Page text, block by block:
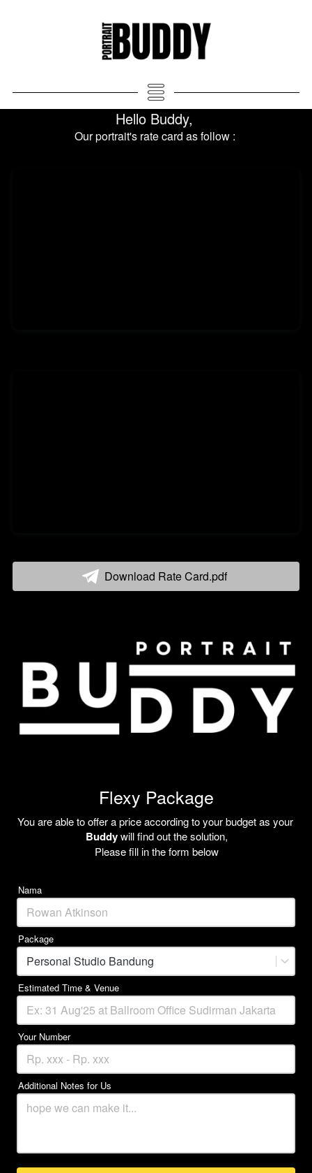
Hello Buddy,
Our portrait's rate card as follow :
` Download Rate Card.pdf
Flexy Package
You are able to offer a price according to your budget as your
Buddy will find out the solution,
Please fill in the form below
Nama
Package
Personal Studio Bandung
Estimated Time & Venue
Your Number
Additional Notes for Us